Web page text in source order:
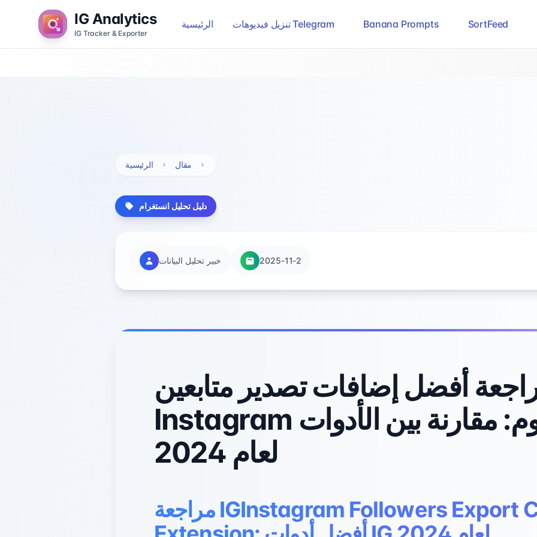
IG Analytics
IG Tracker & Exporter
الرئيسية تنزيل فيديوهات Telegram Banana Prompts SortFeed
الرئيسية مقال
دليل تحليل انستغرام
خبير تحليل البيانات 2025-11-2
أفضل إضافات تصدير متابعين
Instagram على كروم: مقارنة بين الأدوات
لعام 2024
مراجعة IGInstagram Followers Export Chrome